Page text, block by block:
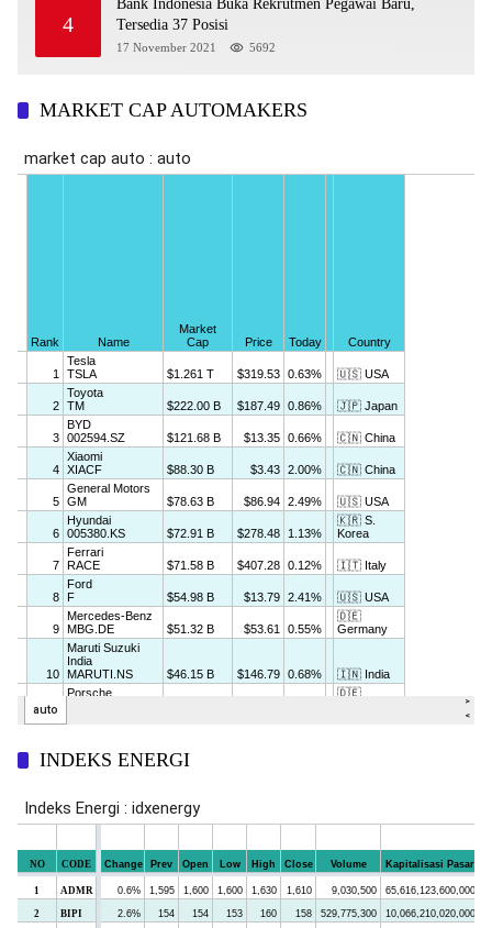
4
Bank Indonesia Buka Rekrutmen Pegawai Baru,
Tersedia 37 Posisi
17 November 2021 5692
MARKET CAP AUTOMAKERS
INDEKS ENERGI